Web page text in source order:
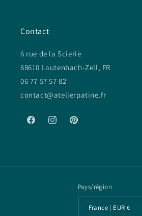
Contact
6 rue de la Scierie
68610 Lautenbach-Zell, FR
06 77 57 57 82
contact@atelierpatine.fr
FacebookInstagramPinterest
Pays/région
France | EUR €